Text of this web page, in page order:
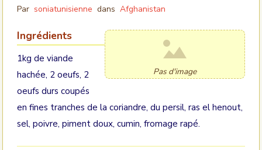
Par soniatunisienne dans Afghanistan
Pas d'image
Ingrédients
1kg de viande
hachée, 2 oeufs, 2
oeufs durs coupés
en fines tranches de la coriandre, du persil, ras el henout,
sel, poivre, piment doux, cumin, fromage rapé.